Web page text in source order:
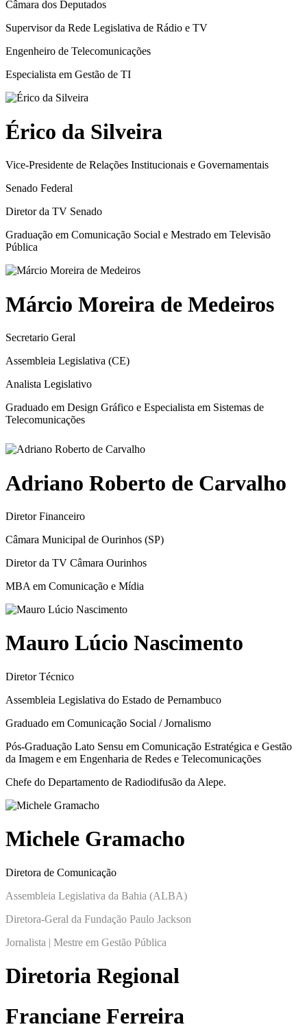
Câmara dos Deputados
Supervisor da Rede Legislativa de Rádio e TV
Engenheiro de Telecomunicações
Especialista em Gestão de TI
Érico da Silveira
Vice-Presidente de Relações Institucionais e Governamentais
Senado Federal
Diretor da TV Senado
Graduação em Comunicação Social e Mestrado em Televisão
Pública
Márcio Moreira de Medeiros
Secretario Geral
Assembleia Legislativa (CE)
Analista Legislativo
Graduado em Design Gráfico e Especialista em Sistemas de
Telecomunicações
Adriano Roberto de Carvalho
Diretor Financeiro
Câmara Municipal de Ourinhos (SP)
Diretor da TV Câmara Ourinhos
MBA em Comunicação e Mídia
Mauro Lúcio Nascimento
Diretor Técnico
Assembleia Legislativa do Estado de Pernambuco
Graduado em Comunicação Social / Jornalismo
Pós-Graduação Lato Sensu em Comunicação Estratégica e Gestão
da Imagem e em Engenharia de Redes e Telecomunicações
Chefe do Departamento de Radiodifusão da Alepe.
Michele Gramacho
Diretora de Comunicação
Assembleia Legislativa da Bahia (ALBA)
Diretora-Geral da Fundação Paulo Jackson
Jornalista | Mestre em Gestão Pública
Diretoria Regional
Franciane Ferreira